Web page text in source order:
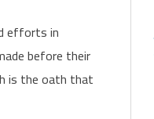
efforts in
before their
is the oath that